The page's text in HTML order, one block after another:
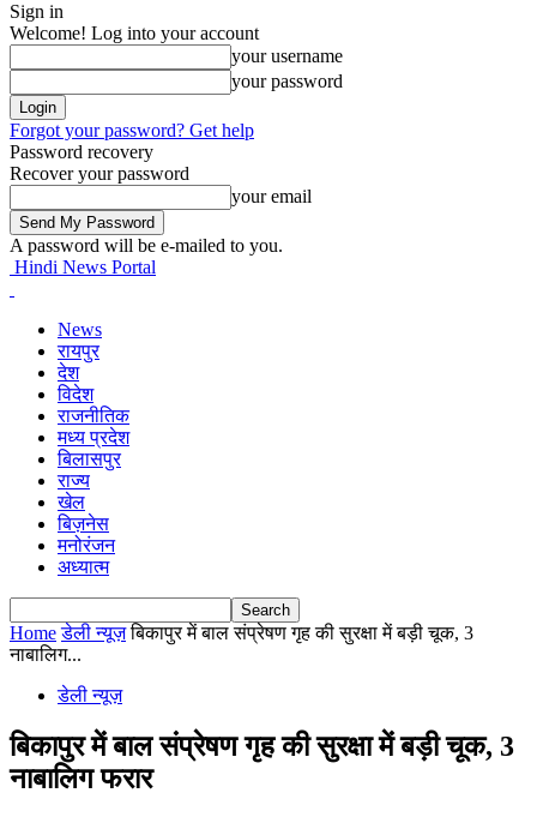
Sign in
Welcome! Log into your account
your username
your password
Forgot your password? Get help
Password recovery
Recover your password
your email
A password will be e-mailed to you.
Hindi News Portal
News
रायपुर
देश
विदेश
राजनीतिक
मध्य प्रदेश
बिलासपुर
राज्य
खेल
बिज़नेस
मनोरंजन
अध्यात्म
Home डेली न्यूज़ बिकापुर में बाल संप्रेषण गृह की सुरक्षा में बड़ी चूक, 3
नाबालिग...
डेली न्यूज़
बिकापुर में बाल संप्रेषण गृह की सुरक्षा में बड़ी चूक, 3
नाबालिग फरार